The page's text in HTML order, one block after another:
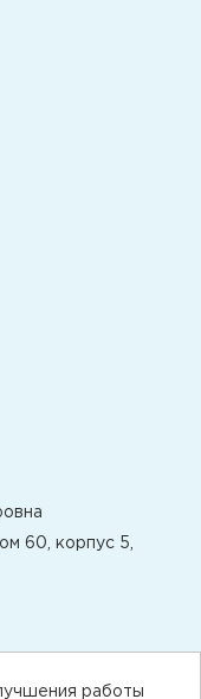
работы
60, корпус 5,